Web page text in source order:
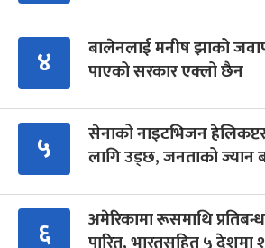
४
बालेनलाई मनीष झाको
पाएको सरकार एक्लो छैन
५
सेनाको नाइटभिजन
लागि उड्छ, जनताको ज्यान
६
अमेरिकामा रूसमाथि